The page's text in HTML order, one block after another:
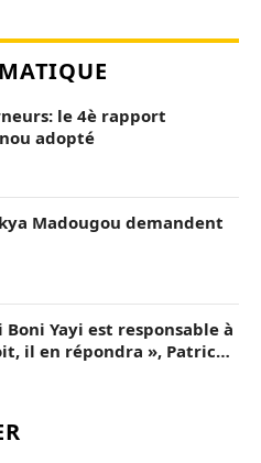
le 4è rapport
adopté
Madougou demandent
Yayi est responsable à
il en répondra », Patrice